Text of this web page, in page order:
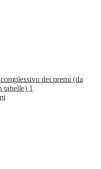
dei premi (da
tabelle) 1